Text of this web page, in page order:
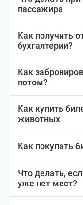
пассажира
Как получить
бухгалтерии?
Как
потом?
Как купить
животных
Как покупать
Что делать,
уже нет мест?